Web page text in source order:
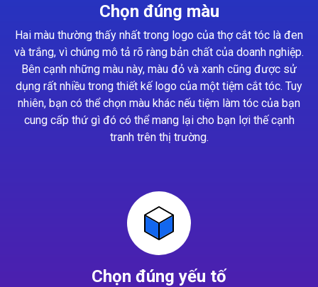
Chọn đúng màu
Hai màu thường thấy nhất trong logo của thợ cắt tóc là đen
và trắng, vì chúng mô tả rõ ràng bản chất của doanh nghiệp.
Bên cạnh những màu này, màu đỏ và xanh cũng được sử
dụng rất nhiều trong thiết kế logo của một tiệm cắt tóc. Tuy
nhiên, bạn có thể chọn màu khác nếu tiệm làm tóc của bạn
cung cấp thứ gì đó có thể mang lại cho bạn lợi thế cạnh
tranh trên thị trường.
Chọn đúng yếu tố